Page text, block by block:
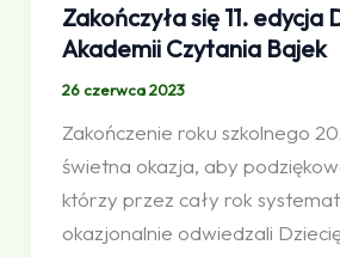
Zakończyła się 11. edycja
Akademii Czytania Bajek
26 czerwca 2023
Zakończenie roku szkolnego
świetna okazja, aby
którzy przez cały rok
okazjonalnie odwiedzali